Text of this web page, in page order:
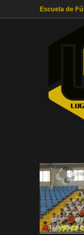
Escuela de